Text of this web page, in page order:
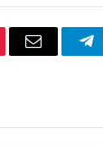
Correo